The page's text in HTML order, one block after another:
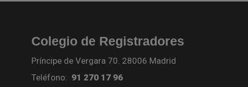
Colegio de Registradores
Príncipe de Vergara 70. 28006 Madrid
Teléfono: 91 270 17 96